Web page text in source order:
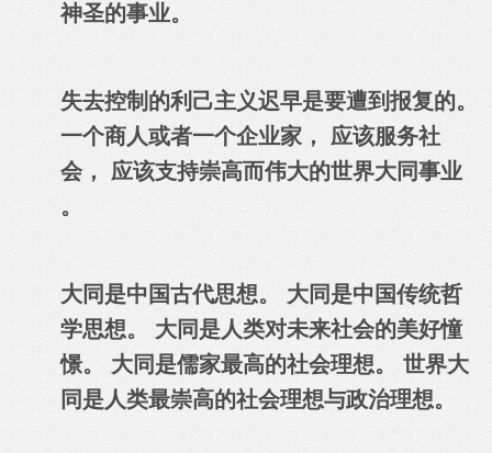
神圣的事业。
失去控制的利己主义迟早是要遭到报复的。
一个商人或者一个企业家， 应该服务社
会， 应该支持崇高而伟大的世界大同事业
。
大同是中国古代思想。 大同是中国传统哲
学思想。 大同是人类对未来社会的美好憧
憬。 大同是儒家最高的社会理想。
世界大
同是人类最崇高的社会理想与政治理想。